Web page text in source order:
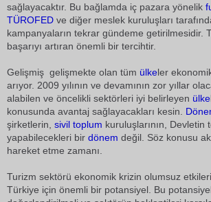
sağlayacaktır. Bu bağlamda iç pazara yönelik
TÜROFED ve diğer meslek kuruluşları
kampanyaların tekrar gündeme getirilmesidir.
başarıyı artıran önemli bir tercihtir.
Gelişmiş  gelişmekte olan tüm ülkeler
arıyor. 2009 yılının ve devamının zor yıllar
alabilen ve öncelikli sektörleri iyi belirleyen ülke
konusunda avantaj sağlayacakları kesin.
şirketlerin, sivil toplum kuruluşlarının, Devletin
yapabilecekleri bir dönem değil. Söz konusu
hareket etme zamanı.
Turizm sektörü ekonomik krizin olumsuz
Türkiye için önemli bir potansiyel. Bu